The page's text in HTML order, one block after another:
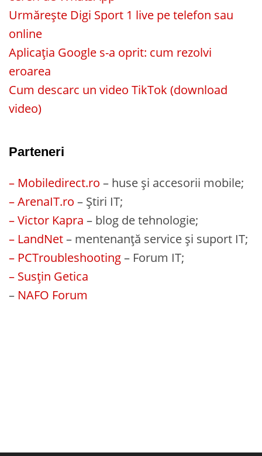
Urmărește Digi Sport 1 live pe telefon sau
online
Aplicația Google s-a oprit: cum rezolvi
eroarea
Cum descarc un video TikTok (download
video)
Parteneri
– Mobiledirect.ro – huse și accesorii mobile;
– ArenaIT.ro – Știri IT;
– Victor Kapra – blog de tehnologie;
– LandNet– mentenanță service și suport IT;
– PCTroubleshooting– Forum IT;
– Susțin Getica
– NAFO Forum